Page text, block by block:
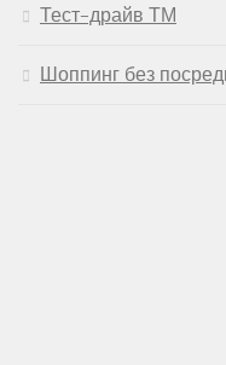
Тест-драйв ТМ
Шоппинг без